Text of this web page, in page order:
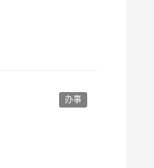
办事